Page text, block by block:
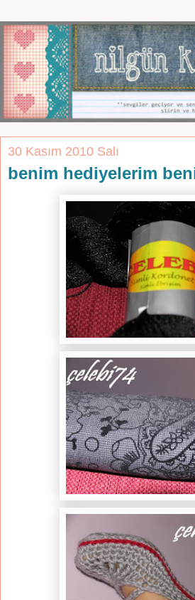
30 Kasım 2010 Salı
benim hediyelerim